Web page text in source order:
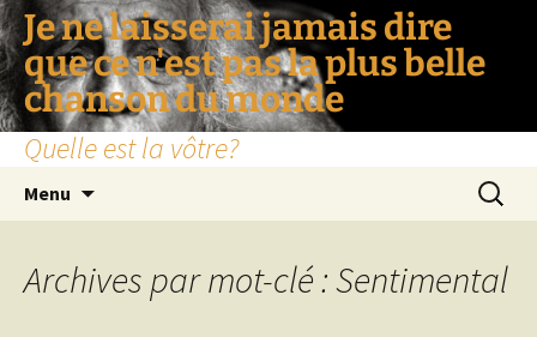
Je ne laisserai jamais dire
que ce n'est pas la plus belle
chanson du monde
Quelle est la vôtre?
Menu
Archives par mot-clé : Sentimental